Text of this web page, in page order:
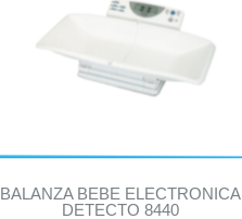
BALANZA BEBE ELECTRONICA
DETECTO 8440